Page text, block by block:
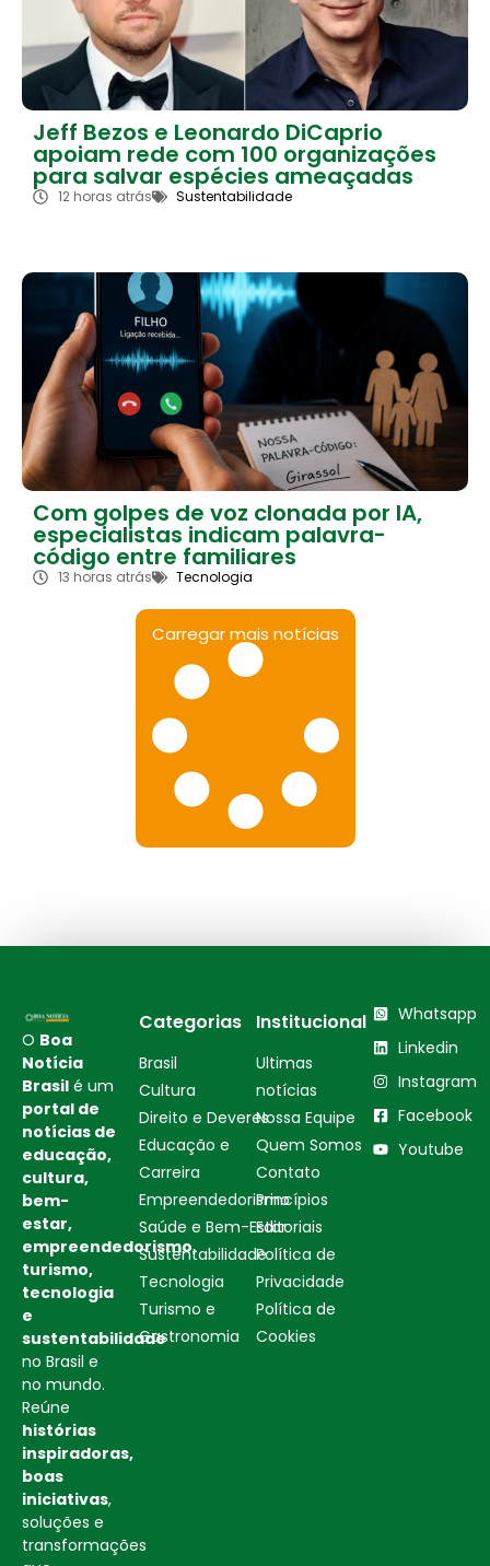
Jeff Bezos e Leonardo DiCaprio
apoiam rede com 100 organizações
para salvar espécies ameaçadas
12 horas atrás Sustentabilidade
Com golpes de voz clonada por IA,
especialistas indicam palavra-
código entre familiares
13 horas atrás Tecnologia
Carregar mais notícias
O Boa
Notícia
Brasil é um
portal de
notícias de
educação,
cultura,
bem-
estar,
empreendedorismo,
turismo,
tecnologia
e
sustentabilidade
no Brasil e
no mundo.
Reúne
histórias
inspiradoras,
boas
iniciativas,
soluções e
transformações
Categorias
Brasil
Cultura
Direito e Deveres
Educação e
Carreira
Empreendedorismo
Saúde e Bem-Estar
Sustentabilidade
Tecnologia
Turismo e
Gastronomia
Institucional
Ultimas
notícias
Nossa Equipe
Quem Somos
Contato
Princípios
Editoriais
Política de
Privacidade
Política de
Cookies
Whatsapp
Linkedin
Instagram
Facebook
Youtube